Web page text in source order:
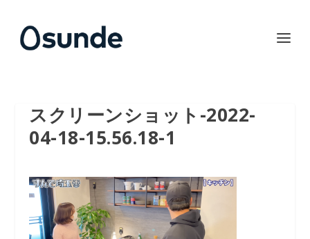
スクリーンショット-2022-
04-18-15.56.18-1